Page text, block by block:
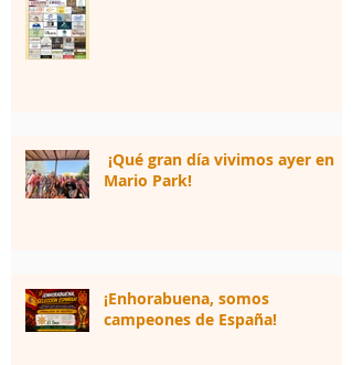
¡Qué gran día vivimos ayer en
Mario Park!
¡Enhorabuena, somos
campeones de España!